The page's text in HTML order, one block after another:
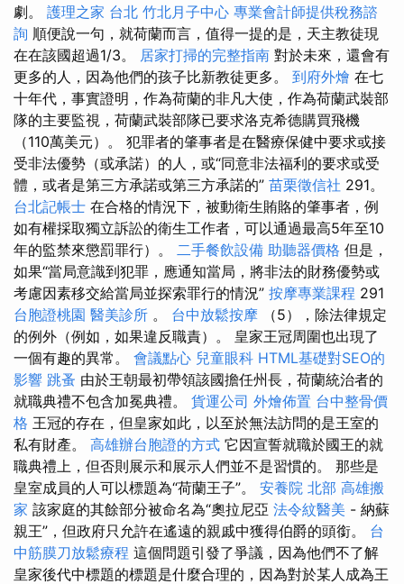
劇。 護理之家 台北 竹北月子中心 專業會計師提供稅務諮
詢 順便說一句，就荷蘭而言，值得一提的是，天主教徒現
在在該國超過1/3。 居家打掃的完整指南 對於未來，還會有
更多的人，因為他們的孩子比新教徒更多。 到府外燴 在七
十年代，事實證明，作為荷蘭的非凡大使，作為荷蘭武裝部
隊的主要監視，荷蘭武裝部隊已要求洛克希德購買飛機
（110萬美元）。 犯罪者的肇事者是在醫療保健中要求或接
受非法優勢（或承諾）的人，或“同意非法福利的要求或受
體，或者是第三方承諾或第三方承諾的” 苗栗徵信社 291。
台北記帳士 在合格的情況下，被動衛生賄賂的肇事者，例
如有權採取獨立訴訟的衛生工作者，可以通過最高5年至10
年的監禁來懲罰罪行）。 二手餐飲設備 助聽器價格 但是，
如果“當局意識到犯罪，應通知當局，將非法的財務優勢或
考慮因素移交給當局並探索罪行的情況” 按摩專業課程 291
台胞證桃園 醫美診所 。 台中放鬆按摩
（5），除法律規定
的例外（例如，如果違反職責）。 皇家王冠周圍也出現了
一個有趣的異常。 會議點心 兒童眼科 HTML基礎對SEO的
影響 跳蚤 由於王朝最初帶領該國擔任州長，荷蘭統治者的
就職典禮不包含加冕典禮。 貨運公司 外燴佈置 台中整骨價
格 王冠的存在，但皇家如此，以至於無法訪問的是王室的
私有財產。 高雄辦台胞證的方式 它因宣誓就職於國王的就
職典禮上，但否則展示和展示人們並不是習慣的。 那些是
皇室成員的人可以標題為“荷蘭王子”。 安養院 北部 高雄搬
家 該家庭的其餘部分被命名為“奧拉尼亞 法令紋醫美 - 納蘇
親王”，但政府只允許在遙遠的親戚中獲得伯爵的頭銜。 台
中筋膜刀放鬆療程 這個問題引發了爭議，因為他們不了解
皇家後代中標題的標題是什麼合理的，因為對於某人成為王